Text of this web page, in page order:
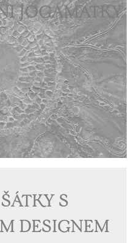
JOGAMATKY
S
DESIGNEM